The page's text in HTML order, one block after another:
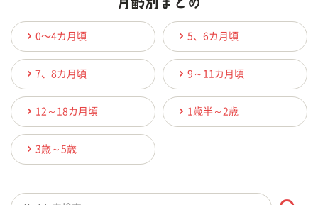
0〜4カ月頃 5、6カ月頃
7、8カ月頃 9～11カ月頃
12～18カ月頃 1歳半～2歳
3歳～5歳